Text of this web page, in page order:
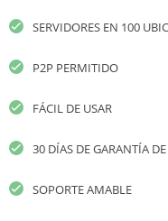
SERVIDORES EN 100
P2P PERMITIDO
FÁCIL DE USAR
30 DÍAS DE GARANTÍA
SOPORTE AMABLE